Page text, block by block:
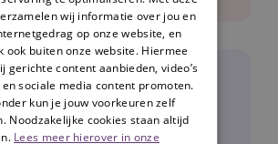
kort
wij informatie over jou en
op onze website, en
ook buiten onze website. Hiermee
gerichte content aanbieden, video’s
sociale media content promoten.
kun je jouw voorkeuren zelf
Noodzakelijke cookies staan altijd
Lees meer hierover in onze